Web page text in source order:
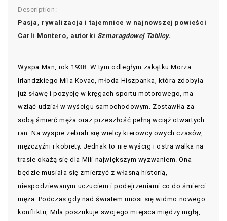
Description:
Pasja, rywalizacja i tajemnice w najnowszej powieści
Carli Montero, autorki Szmaragdowej Tablicy.
Wyspa Man, rok 1938. W tym odległym zakątku Morza
Irlandzkiego Mila Kovac, młoda Hiszpanka, która zdobyła
już sławę i pozycję w kręgach sportu motorowego, ma
wziąć udział w wyścigu samochodowym. Zostawiła za
sobą śmierć męża oraz przeszłość pełną wciąż otwartych
ran. Na wyspie zebrali się wielcy kierowcy owych czasów,
mężczyźni i kobiety. Jednak to nie wyścig i ostra walka na
trasie okażą się dla Mili największym wyzwaniem. Ona
będzie musiała się zmierzyć z własną historią,
niespodziewanym uczuciem i podejrzeniami co do śmierci
męża. Podczas gdy nad światem unosi się widmo nowego
konfliktu, Mila poszukuje swojego miejsca między mgłą,